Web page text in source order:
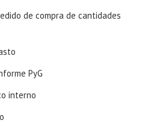
de compra de cantidades
PyG
interno